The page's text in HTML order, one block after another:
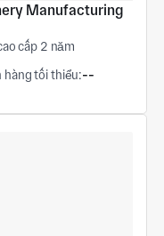
Manufacturing
cấp 2 năm
hàng tối thiểu:--